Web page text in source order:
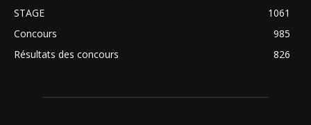
STAGE
1061
Concours
985
Résultats des concours
826